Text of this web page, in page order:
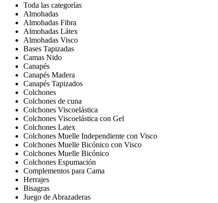
Toda las categorías
Almohadas
Almohadas Fibra
Almohadas Látex
Almohadas Visco
Bases Tapizadas
Camas Nido
Canapés
Canapés Madera
Canapés Tapizados
Colchones
Colchones de cuna
Colchones Viscoelástica
Colchones Viscoelástica con Gel
Colchones Latex
Colchones Muelle Independiente con Visco
Colchones Muelle Bicónico con Visco
Colchones Muelle Bicónico
Colchones Espumación
Complementos para Cama
Herrajes
Bisagras
Juego de Abrazaderas